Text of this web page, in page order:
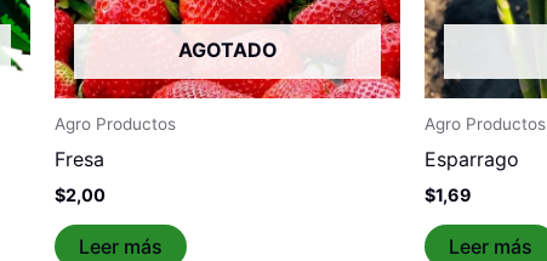
AGOTADO
Agro Productos
Fresa
$2,00
Leer más
Agro Productos
Esparrago
$1,69
Leer más